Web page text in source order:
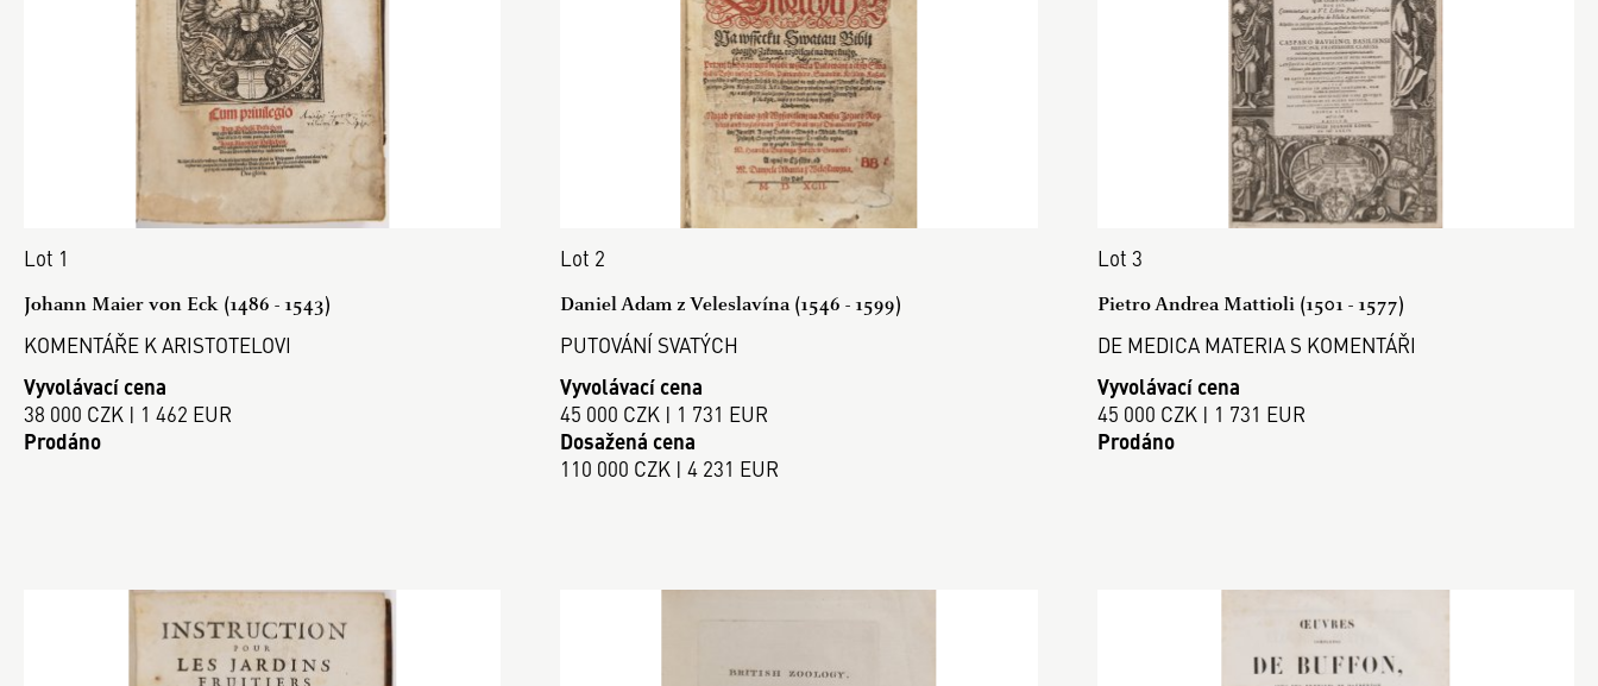
Lot 1
Johann Maier von Eck (1486 - 1543)
KOMENTÁŘE K ARISTOTELOVI
Vyvolávací cena
38 000 CZK | 1 462 EUR
Prodáno
Lot 2
Daniel Adam z Veleslavína (1546 - 1599)
PUTOVÁNÍ SVATÝCH
Vyvolávací cena
45 000 CZK | 1 731 EUR
Dosažená cena
110 000 CZK | 4 231 EUR
Lot 3
Pietro Andrea Mattioli (1501 - 1577)
DE MEDICA MATERIA S KOMENTÁŘI
Vyvolávací cena
45 000 CZK | 1 731 EUR
Prodáno